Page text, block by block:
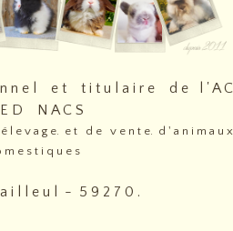
n n e l e t t i t u l a i r e d e l ' A C
E D N A C S
l e v a g e. e t d e v e n t e. d ' a n i m a u x
m e s t i q u e s
i l l e u l - 5 9 2 7 0 .